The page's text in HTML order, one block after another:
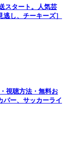
スタート。人気芸
し、チーキーズ］
視聴方法・無料お
パー、サッカーライ